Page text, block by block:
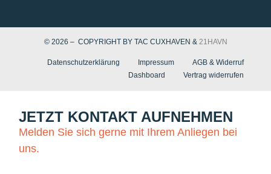
© 2026 – COPYRIGHT BY TAC CUXHAVEN & 21HAVN
Datenschutzerklärung Impressum
AGB & Widerruf
Dashboard
Vertrag widerrufen
JETZT KONTAKT AUFNEHMEN
Melden Sie sich gerne mit Ihrem Anliegen bei
uns.